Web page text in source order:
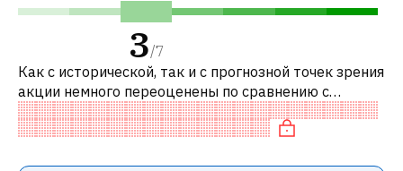
3/7
Как с исторической, так и с прогнозной точек зрения
акции немного переоценены по сравнению с
аналогичными акциями. В частности, акция
компании переоценена по P/E и «дорог